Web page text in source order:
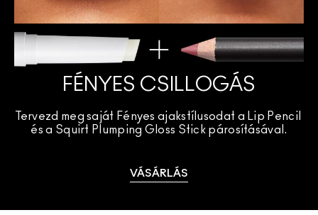
FÉNYES CSILLOGÁS
Tervezd meg saját Fényes ajakstílusodat a Lip Pencil
és a Squirt Plumping Gloss Stick párosításával.
VÁSÁRLÁS